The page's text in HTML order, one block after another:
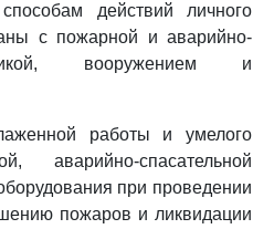
действий личного
с пожарной и аварийно-
вооружением и
работы и умелого
аварийно-спасательной
при проведении
пожаров и ликвидации